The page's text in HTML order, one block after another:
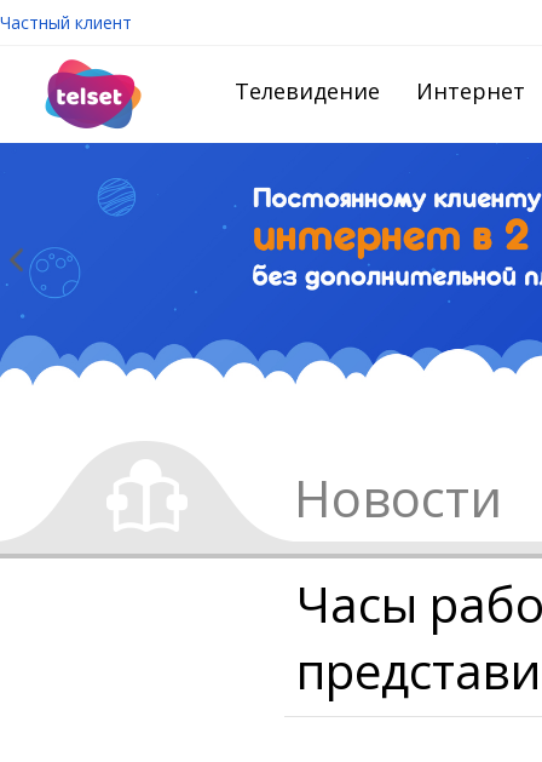
Частный клиент
Телевидение Интернет
Новости
Часы